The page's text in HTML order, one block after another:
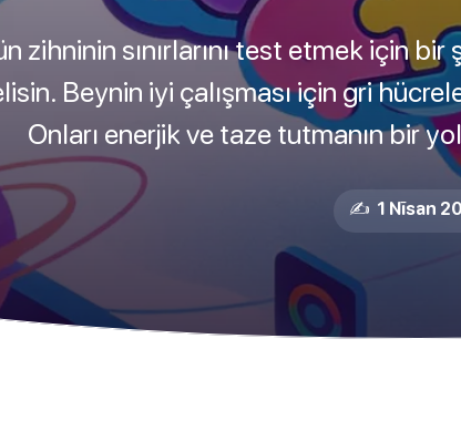
zihninin sınırlarını test etmek için
Beynin iyi çalışması için gri
Onları enerjik ve taze tutmanın bir
✍️ 1 Nīsan